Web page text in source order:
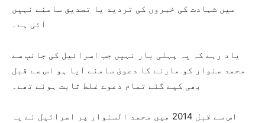
میں شہادت کی خبروں کی تردید یا تصدیق سامنے نہیں
آئی ہے۔
یاد رہے کہ یہ پہلی بار نہیں جب اسرائیل کی جانب سے
محمد سنوار کو مارنے کا دعویٰ سامنے آیا ہو اس سے قبل
بھی کیے گئے تمام دعوے غلط ثابت ہوئے تھے۔
اس سے قبل 2014 میں محمد السنوار پر اسرائیل نے یہ